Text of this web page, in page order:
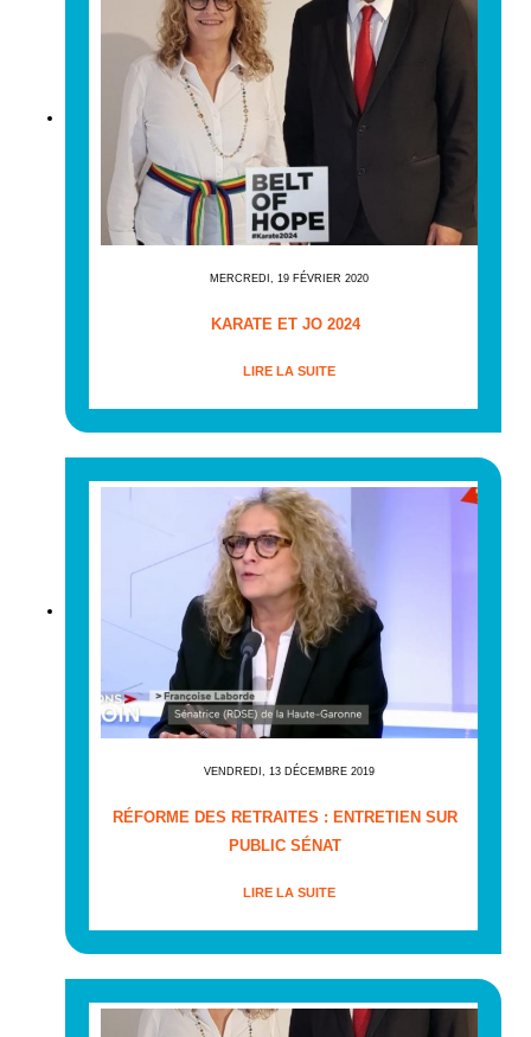
MERCREDI, 19 FÉVRIER 2020
KARATE ET JO 2024
LIRE LA SUITE
VENDREDI, 13 DÉCEMBRE 2019
RÉFORME DES RETRAITES : ENTRETIEN SUR
PUBLIC SÉNAT
LIRE LA SUITE